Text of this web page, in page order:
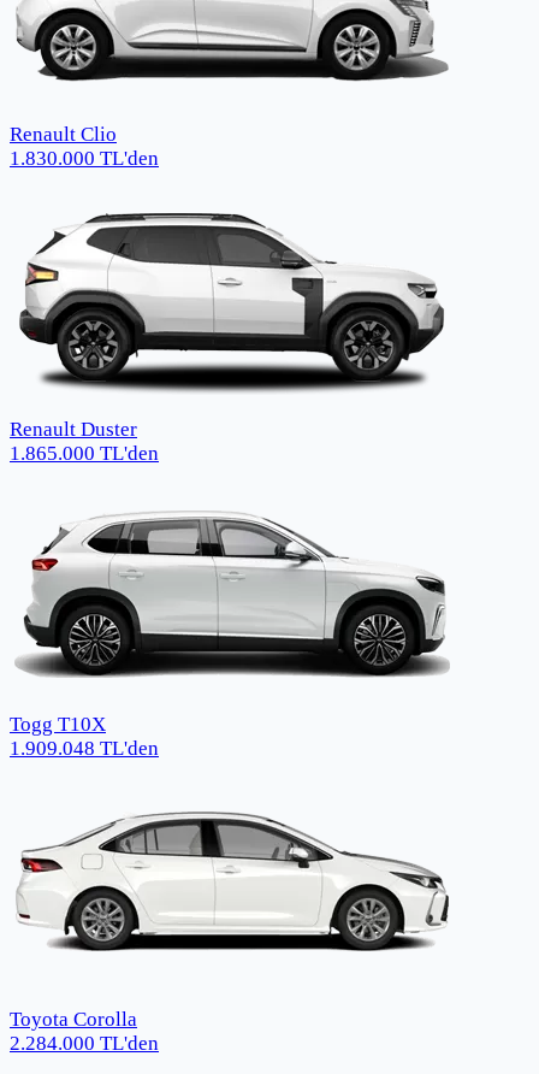
Renault Clio
1.830.000 TL'den
Renault Duster
1.865.000 TL'den
Togg T10X
1.909.048 TL'den
Toyota Corolla
2.284.000 TL'den